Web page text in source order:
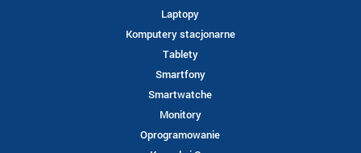
Laptopy
Komputery stacjonarne
Tablety
Smartfony
Smartwatche
Monitory
Oprogramowanie